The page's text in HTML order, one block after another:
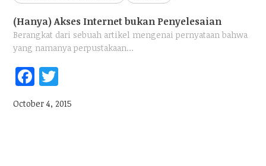
(Hanya) Akses Internet bukan Penyelesaian
Berangkat dari sebuah artikel mengenai pernyataan bahwa
yang namanya perpustakaan…
Fac
October 4, 2015